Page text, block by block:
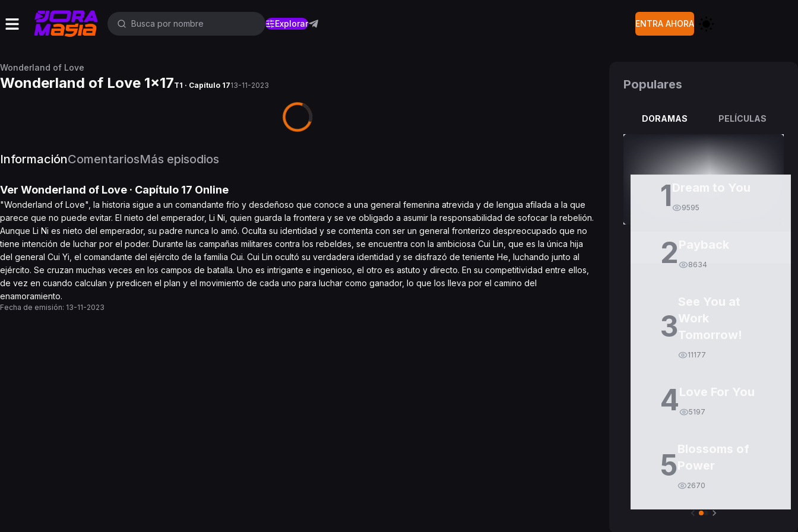
Explorar ENTRA AHORA
Wonderland of Love
Wonderland of Love 1x17T1 · Capítulo 1713-11-2023
InformaciónComentariosMás episodios
Ver Wonderland of Love · Capítulo 17 Online
"Wonderland of Love", la historia sigue a un comandante frío y desdeñoso que conoce a una general femenina atrevida y de lengua afilada a la que
parece que no puede evitar. El nieto del emperador, Li Ni, quien guarda la frontera y se ve obligado a asumir la responsabilidad de sofocar la rebelión.
Aunque Li Ni es nieto del emperador, su padre nunca lo amó. Oculta su identidad y se contenta con ser un general fronterizo despreocupado que no
tiene intención de luchar por el poder. Durante las campañas militares contra los rebeldes, se encuentra con la ambiciosa Cui Lin, que es la única hija
del general Cui Yi, el comandante del ejército de la familia Cui. Cui Lin ocultó su verdadera identidad y se disfrazó de teniente He, luchando junto al
ejército. Se cruzan muchas veces en los campos de batalla. Uno es intrigante e ingenioso, el otro es astuto y directo. En su competitividad entre ellos,
de vez en cuando calculan y predicen el plan y el movimiento de cada uno para luchar como ganador, lo que los lleva por el camino del
enamoramiento.
Fecha de emisión: 13-11-2023
Populares
DORAMAS PELÍCULAS
1 9595
2 8634
3
See You at
Work
Tomorrow!
11177
4Love For You
5197
5Blossoms of
Power
2670